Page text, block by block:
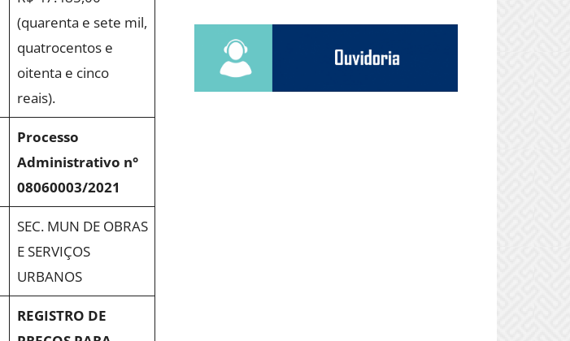
(quarenta e sete mil,
quatrocentos e
oitenta e cinco
reais).
Processo
Administrativo n°
08060003/2021
SEC. MUN DE OBRAS
E SERVIÇOS
URBANOS
REGISTRO DE